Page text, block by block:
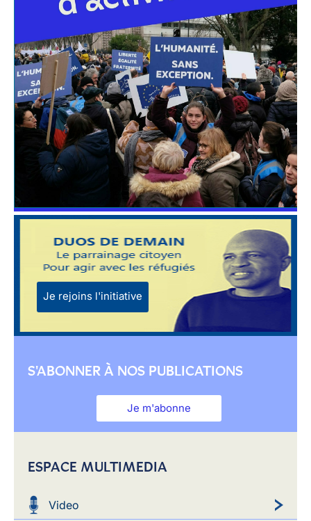
Je rejoins l'initiative
S'ABONNER À NOS PUBLICATIONS
Je m'abonne
ESPACE MULTIMEDIA
Video